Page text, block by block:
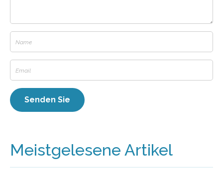
Meistgelesene Artikel